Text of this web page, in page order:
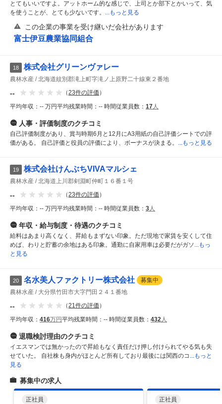
とてもいいですよ。アットホーム的な感じで、上司とか部下とかいって、気
を使うことが、とても少ないです。 ...もっと見る
この企業の事業を受け継いだ会社があります
富士伊豆農業協同組合
18 株式会社グリーンヴァレー
農林水産 北海道紋別郡滝上町字滝ノ上原野二十線東２番地
-- （23件の評価 ）
平均年収： -- 万円平均残業時間： -- 時間従業員数： 17人
人事・評価制度のクチコミ
自己評価制度があり、賞与時期6月と12月にA3用紙の自己評価シートでの評
価がある。 自己評価と役員の評価により、ボーナスが決まる。 ...もっと見る
19 株式会社けんぶちVIVAマルシェ
農林水産 北海道上川郡剣淵町仲町１６番１号
-- （23件の評価 ）
平均年収： -- 万円平均残業時間： -- 時間従業員数： 3人
年収・給与制度・待遇のクチコミ
給料はあまり高くなく、昇給もまずない印象。ただ現地で家賃を安くして住
めば、わりと貯蓄の余地はある印象。通勤に自家用車は必要だがガソ...もっ
と見る
20 名水美人ファクトリー株式会社
募集中
農林水産
大分県竹田市大字門田２４１番地
-- （21件の評価 ）
平均年収： 416万円平均残業時間： -- 時間従業員数： 432人
退職検討理由のクチコミ
イエスマンでは無かったので昇給もなく責任だけ押し付けられてやる気も失
せていた。 自社株も身内がほとんど所有しており最後には関西のコ ...もっと
見る
募集中の求人
正社員 正社員